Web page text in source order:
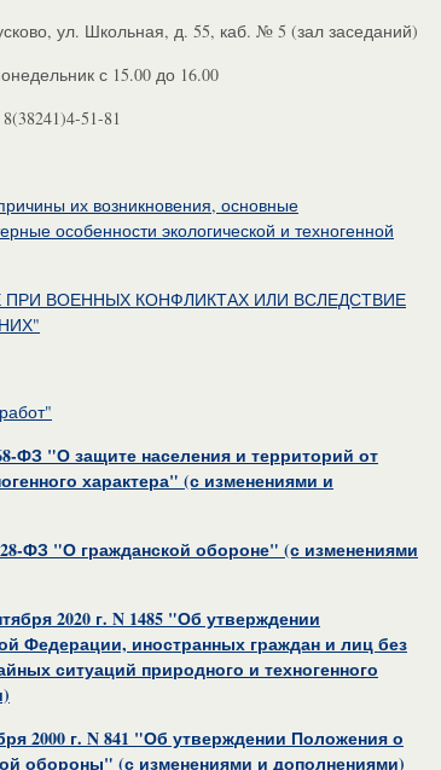
ул. Школьная, д. 55, каб. № 5 (зал заседаний)
с 15.00 до 16.00
8(38241)4-51-81
их возникновения, основные
особенности экологической и техногенной
ВОЕННЫХ КОНФЛИКТАХ ИЛИ ВСЛЕДСТВИЕ
ФЗ "О защите населения и территорий от
характера" (с изменениями и
ФЗ "О гражданской обороне" (с изменениями
2020 г. N 1485 "Об утверждении
Федерации, иностранных граждан и лиц без
ситуаций природного и техногенного
2000 г. N 841 "Об утверждении Положения о
обороны" (с изменениями и дополнениями)